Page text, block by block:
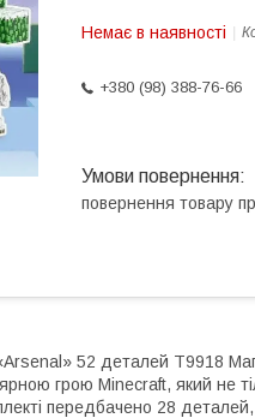
Немає в наявності
+380 (98) 388-76-66
повернення товару
52 деталей T9918
грою Minecraft, який не
передбачено 28 деталей,